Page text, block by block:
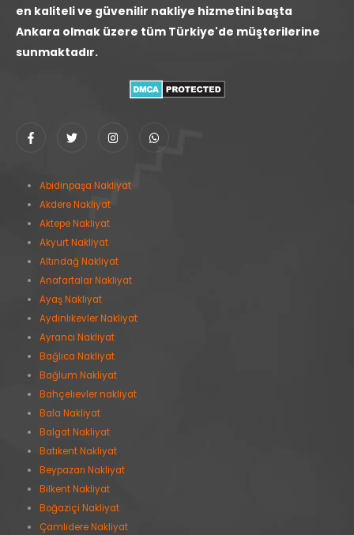
en kaliteli ve güvenilir nakliye hizmetini başta
Ankara olmak üzere tüm Türkiye'de müşterilerine
sunmaktadır.
Abidinpaşa Nakliyat
Akdere Nakliyat
Aktepe Nakliyat
Akyurt Nakliyat
Altındağ Nakliyat
Anafartalar Nakliyat
Ayaş Nakliyat
Aydınlıkevler Nakliyat
Ayrancı Nakliyat
Bağlıca Nakliyat
Bağlum Nakliyat
Bahçelievler nakliyat
Bala Nakliyat
Balgat Nakliyat
Batıkent Nakliyat
Beypazarı Nakliyat
Bilkent Nakliyat
Boğaziçi Nakliyat
Çamlıdere Nakliyat